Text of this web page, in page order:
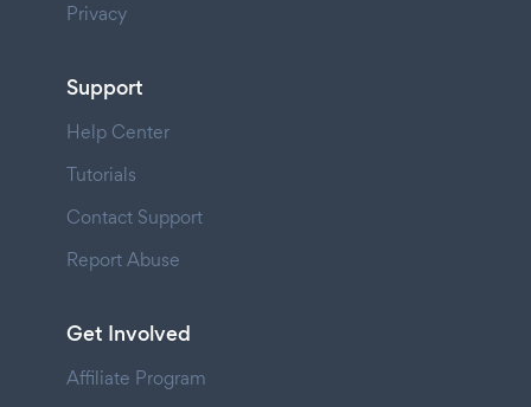
Privacy
Support
Help Center
Tutorials
Contact Support
Report Abuse
Get Involved
Affiliate Program